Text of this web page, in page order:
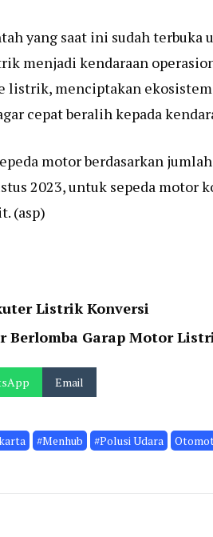
yang saat ini sudah terbuka
menjadi kendaraan
listrik, menciptakan
cepat beralih kepada
motor berdasarkan
2023, untuk sepeda motor
(asp)
Listrik Konversi
Berlomba Garap Motor
Email
#Menhub #Polusi Udara